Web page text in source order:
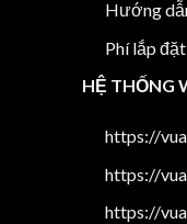
Hướng
Phí lắp
HỆ THỐNG
https://
https://
https://